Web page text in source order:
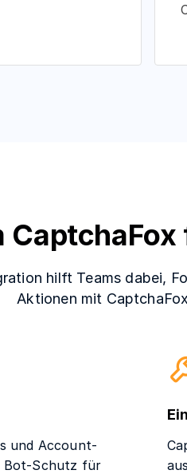
CaptchaFox
hilft Teams dabei,
Aktionen mit
und Account-
Bot-Schutz für